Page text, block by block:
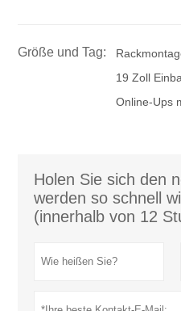
Größe und Tag:
19 Zoll
Online-Ups
Holen Sie sich den
werden so schnell
(innerhalb von 12